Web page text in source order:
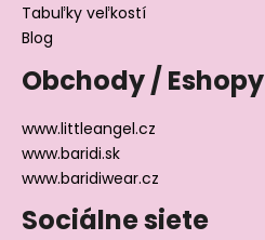
Tabuľky veľkostí
Blog
Obchody / Eshopy
www.littleangel.cz
www.baridi.sk
www.baridiwear.cz
Sociálne siete